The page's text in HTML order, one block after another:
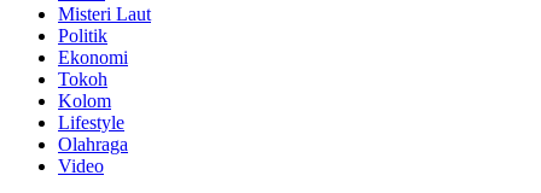
Misteri Laut
Politik
Ekonomi
Tokoh
Kolom
Lifestyle
Olahraga
Video